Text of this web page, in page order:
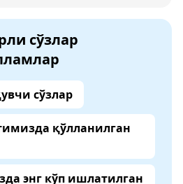
сўзлар
сўзлар
қўлланилган
энг кўп ишлатилган